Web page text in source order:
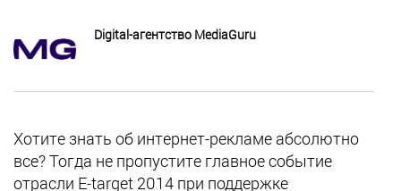
Digital-агентство MediaGuru
Хотите знать об интернет-рекламе абсолютно
все? Тогда не пропустите главное событие
отрасли E-target 2014 при поддержке